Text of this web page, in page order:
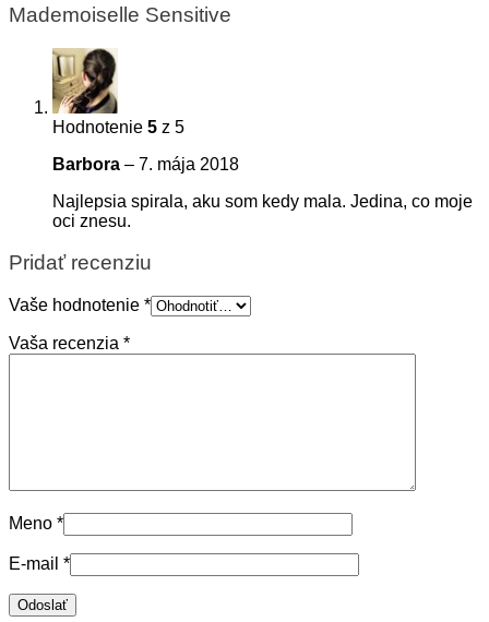
Mademoiselle Sensitive
Hodnotenie 5 z 5
Barbora – 7. mája 2018
Najlepsia spirala, aku som kedy mala. Jedina, co moje
oci znesu.
Pridať recenziu
Vaše hodnotenie *
Vaša recenzia *
Meno *
E-mail *